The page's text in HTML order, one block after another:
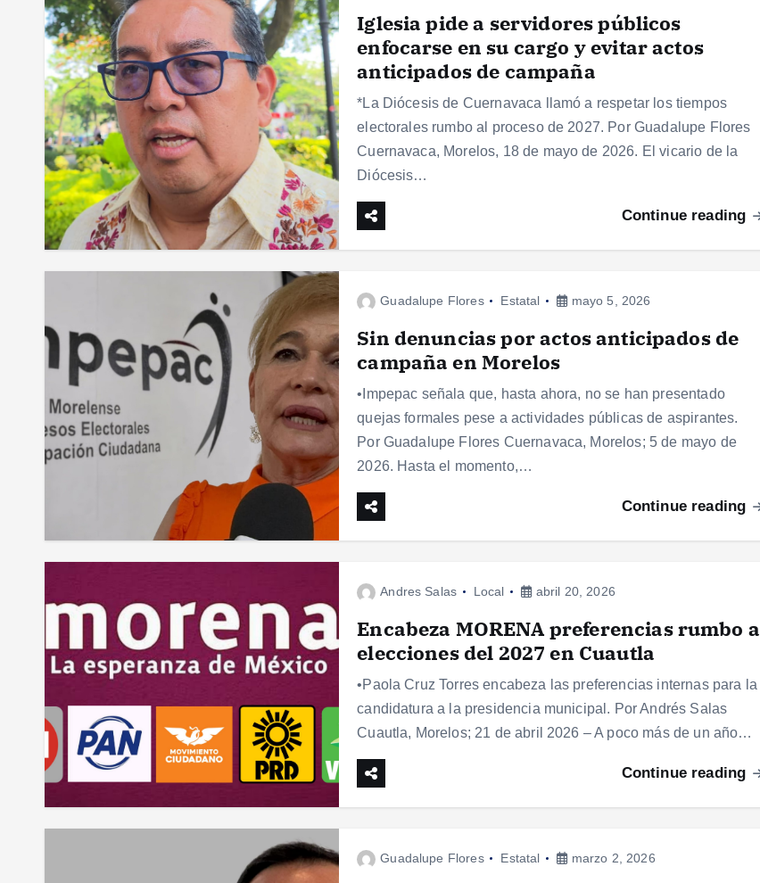
Iglesia pide a servidores públicos
enfocarse en su cargo y evitar actos
anticipados de campaña
*La Diócesis de Cuernavaca llamó a respetar los tiempos
electorales rumbo al proceso de 2027. Por Guadalupe Flores
Cuernavaca, Morelos, 18 de mayo de 2026. El vicario de la
Diócesis…
Continue reading
Guadalupe Flores Estatal mayo 5, 2026
Sin denuncias por actos anticipados de
campaña en Morelos
•Impepac señala que, hasta ahora, no se han presentado
quejas formales pese a actividades públicas de aspirantes.
Por Guadalupe Flores Cuernavaca, Morelos; 5 de mayo de
2026. Hasta el momento,…
Continue reading
Andres Salas Local abril 20, 2026
Encabeza MORENA preferencias rumbo a
elecciones del 2027 en Cuautla
•Paola Cruz Torres encabeza las preferencias internas para la
candidatura a la presidencia municipal. Por Andrés Salas
Cuautla, Morelos; 21 de abril 2026 – A poco más de un año…
Continue reading
Guadalupe Flores Estatal marzo 2, 2026